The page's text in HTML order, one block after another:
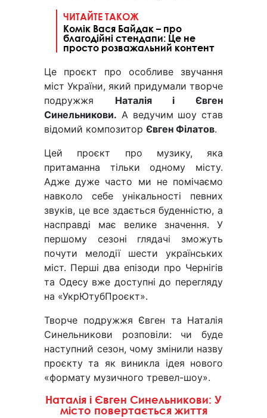
ЧИТАЙТЕ ТАКОЖ
Комік Вася Байдак – про
благодійні стендапи: Це не
просто розважальний контент
Це проєкт про особливе звучання
міст України, який придумали творче
подружжя Наталія і Євген
Синельникови. А ведучим шоу став
відомий композитор Євген Філатов.
Цей проєкт про музику, яка
притаманна тільки одному місту.
Адже дуже часто ми не помічаємо
навколо себе унікальності певних
звуків, це все здається буденністю, а
насправді має велике значення. У
першому сезоні глядачі зможуть
почути мелодії шести українських
міст. Перші два епізоди про Чернігів
та Одесу вже доступні до перегляду
на «УкрЮтубПроєкт».
Творче подружжя Євген та Наталія
Синельникови розповіли: чи буде
наступний сезон, чому змінили назву
проєкту та як виникла ідея нового
«формату музичного тревел-шоу».
Наталія і Євген Синельникови: У
місто повертається життя